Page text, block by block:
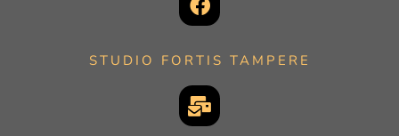
STUDIO FORTIS TAMPERE